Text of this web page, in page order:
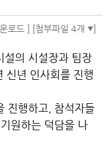
로드 ] [첨부파일 4개 ]
설의 시설장과 팀장
신년 인사회를 진행
진행하고, 참석자들
원하는 덕담을 나